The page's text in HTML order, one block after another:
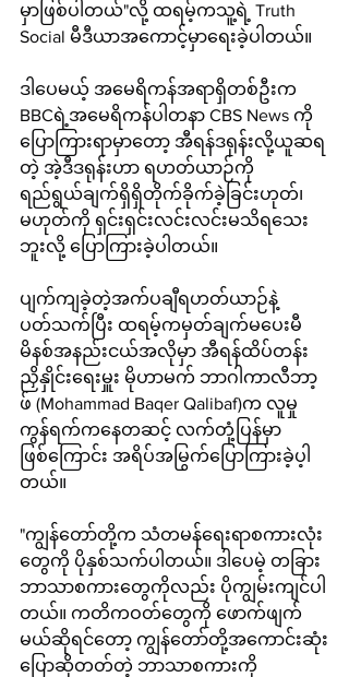
မှာဖြစ်ပါတယ်"လို့ ထရမ့်ကသူ့ရဲ့ Truth
Social မီဒီယာအကောင့်မှာရေးခဲ့ပါတယ်။
ဒါပေမယ့် အမေရိကန်အရာရှိတစ်ဦးက
BBCရဲ့အမေရိကန်ပါတနာ CBS News ကို
ပြောကြားရာမှာတော့ အီရန်ဒရုန်းလို့ယူဆရ
တဲ့ အဲ့ဒီဒရုန်းဟာ ရဟတ်ယာဉ်ကို
ရည်ရွယ်ချက်ရှိရှိတိုက်ခိုက်ခဲ့ခြင်းဟုတ်၊
မဟုတ်ကို ရှင်းရှင်းလင်းလင်းမသိရသေး
ဘူးလို့ ပြောကြားခဲ့ပါတယ်။
ပျက်ကျခဲ့တဲ့အက်ပချီရဟတ်ယာဉ်နဲ့
ပတ်သက်ပြီး ထရမ့်ကမှတ်ချက်မပေးမီ
မိနစ်အနည်းငယ်အလိုမှာ အီရန်ထိပ်တန်း
ညှိနှိုင်းရေးမှူး မိုဟာမက် ဘာဂါကာလီဘာ့
ဖ် (Mohammad Baqer Qalibaf)က လူမှု
ကွန်ရက်ကနေတဆင့် လက်တုံ့ပြန်မှာ
ဖြစ်ကြောင်း အရိပ်အမြွက်ပြောကြားခဲ့ပ့ါ
တယ်။
"ကျွန်တော်တို့က သံတမန်ရေးရာစကားလုံး
တွေကို ပိုနှစ်သက်ပါတယ်။ ဒါပေမဲ့ တခြား
ဘာသာစကားတွေကိုလည်း ပိုကျွမ်းကျင်ပါ
တယ်။ ကတိကဝတ်တွေကို ဖောက်ဖျက်
မယ်ဆိုရင်တော့ ကျွန်တော်တို့အကောင်းဆုံး
ပြောဆိုတတ်တဲ့ ဘာသာစကားကို